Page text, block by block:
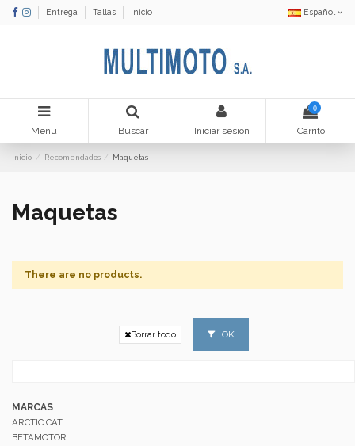
Entrega Tallas Inicio Español
Menu Buscar Iniciar sesión
0
Carrito
Inicio Recomendados Maquetas
Maquetas
There are no products.
Borrar todo OK
MARCAS
ARCTIC CAT
BETAMOTOR